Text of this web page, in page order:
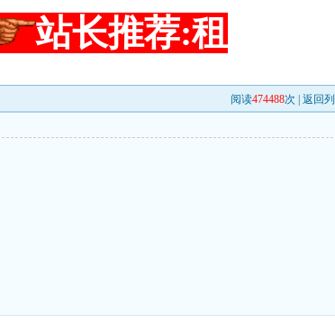
站长推荐:租
阅读474488次 | 返回